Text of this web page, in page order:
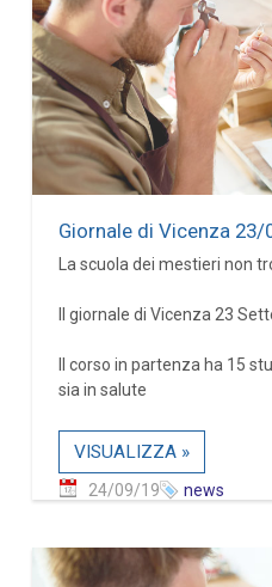
Giornale di Vicenza 23/
La scuola dei mestieri non
Il giornale di Vicenza 23
Il corso in partenza ha 15
sia in salute
VISUALIZZA »
24/09/19 news